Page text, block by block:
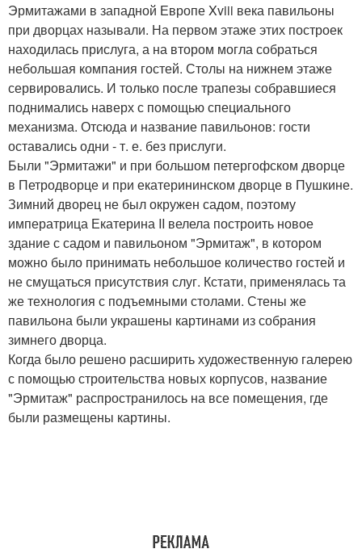
Эрмитажами в западной Европе Xviii века павильоны
при дворцах называли. На первом этаже этих построек
находилась прислуга, а на втором могла собраться
небольшая компания гостей. Столы на нижнем этаже
сервировались. И только после трапезы собравшиеся
поднимались наверх с помощью специального
механизма. Отсюда и название павильонов: гости
оставались одни - т. е. без прислуги.
Были "Эрмитажи" и при большом петергофском дворце
в Петродворце и при екатерининском дворце в Пушкине.
Зимний дворец не был окружен садом, поэтому
императрица Екатерина II велела построить новое
здание с садом и павильоном "Эрмитаж", в котором
можно было принимать небольшое количество гостей и
не смущаться присутствия слуг. Кстати, применялась та
же технология с подъемными столами. Стены же
павильона были украшены картинами из собрания
зимнего дворца.
Когда было решено расширить художественную галерею
с помощью строительства новых корпусов, название
"Эрмитаж" распространилось на все помещения, где
были размещены картины.